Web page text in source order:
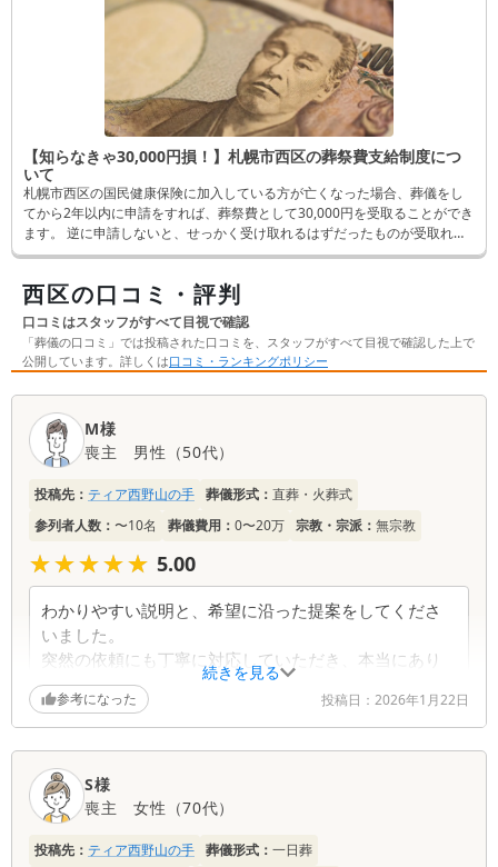
【知らなきゃ30,000円損！】札幌市西区の葬祭費支給制度につ
いて
札幌市西区の国民健康保険に加入している方が亡くなった場合、葬儀をし
てから2年以内に申請をすれば、葬祭費として30,000円を受取ることができ
ます。 逆に申請しないと、せっかく受け取れるはずだったものが受取れな
くなってしまいます。 そんなことにならないよう、この記事では申請方法
西区の口コミ・評判
口コミはスタッフがすべて目視で確認
「葬儀の口コミ」では投稿された口コミを、スタッフがすべて目視で確認した上で
公開しています。詳しくは口コミ・ランキングポリシー
続きを見る
M様
喪主
男性 （50代）
投稿先： ティア西野山の手 葬儀形式： 直葬・火葬式
参列者人数： 〜10名 葬儀費用： 0〜20万 宗教・宗派： 無宗教
★★★★★
★★★★★ 5.00
わかりやすい説明と、希望に沿った提案をしてくださ
いました。
突然の依頼にも丁寧に対応していただき、本当にあり
がとうございました。
参考になった 投稿日： 2026年1月22日
S様
喪主
女性 （70代）
投稿先： ティア西野山の手 葬儀形式： 一日葬